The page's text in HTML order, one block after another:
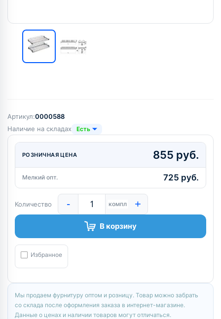
Артикул:0000588
Наличие на складах
Есть
РОЗНИЧНАЯ ЦЕНА 855 руб.
Мелкий опт. 725 руб.
Количество - компл +
В корзину
Избранное
Мы продаем фурнитуру оптом и розницу. Товар можно забрать
со склада после оформления заказа в интернет-магазине.
Данные о ценах и наличии товаров могут отличаться.